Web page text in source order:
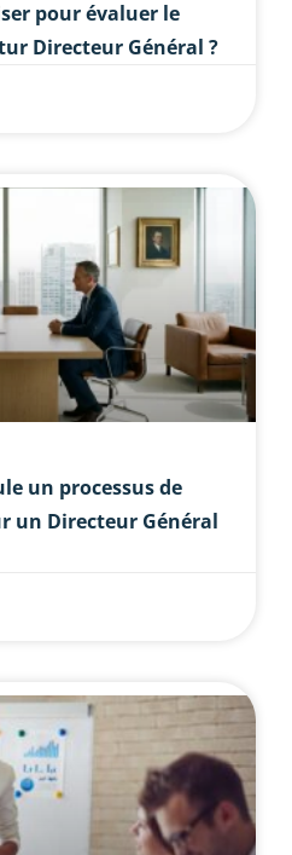
pour évaluer le
Directeur Général ?
un processus de
un Directeur Général